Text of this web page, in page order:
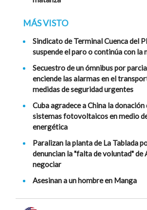
MÁS VISTO
Sindicato de Terminal Cuenca del
suspende el paro o continúa con la
Secuestro de un ómnibus por
enciende las alarmas en el
medidas de seguridad urgentes
Cuba agradece a China la donación
sistemas fotovoltaicos en medio
energética
Paralizan la planta de La Tablada
denuncian la "falta de voluntad" de
negociar
Asesinan a un hombre en Manga